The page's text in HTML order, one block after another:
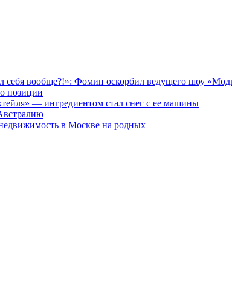
себя вообще?!»: Фомин оскорбил ведущего шоу
позиции
— ингредиентом стал снег с ее машины
в Москве на родных